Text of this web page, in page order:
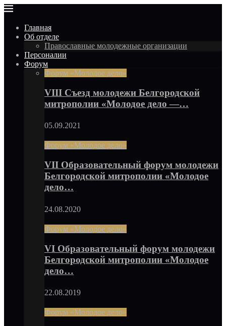
Главная
Об отделе
Православные молодежные организации
Персоналии
Форум
Форум «Молодое дело»
VIII Съезд молодежи Белгородской
митрополии «Молодое дело —…
05.09.2021
Форум «Молодое дело»
VII Образовательный форум молодежи
Белгородской митрополии «Молодое
дело…
24.08.2020
Форум «Молодое дело»
VI Образовательный форум молодежи
Белгородской митрополии «Молодое
дело…
22.08.2019
Форум «Молодое дело»